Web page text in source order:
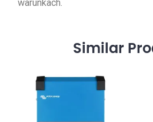
warunkach.
Similar